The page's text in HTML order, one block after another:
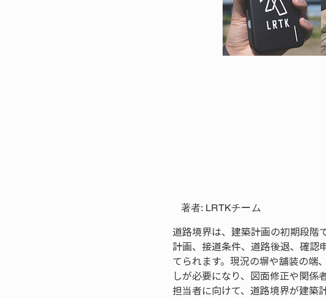
著者: LRTKチーム
道路境界は、建築計画の初期段階
計画、接道条件、道路後退、確認
てられます。現況の塀や舗装の端
しが必要になり、図面修正や関
担当者に向けて、道路境界が建築